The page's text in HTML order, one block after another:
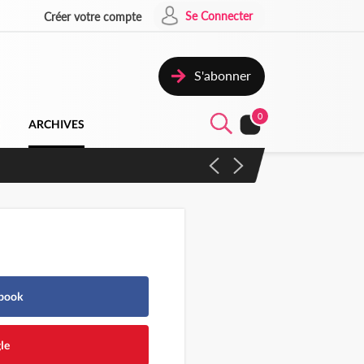
Créer votre compte Se Connecter
S'abonner
ARCHIVES
0